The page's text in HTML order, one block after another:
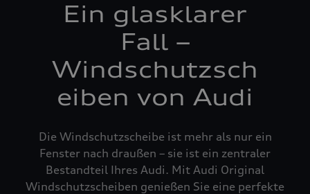
Ein glasklarer
Fall –
Windschutzsch
eiben von Audi
Die Windschutzscheibe ist mehr als nur ein
Fenster nach draußen – sie ist ein zentraler
Bestandteil Ihres Audi. Mit Audi Original
Windschutzscheiben genießen Sie eine perfekte